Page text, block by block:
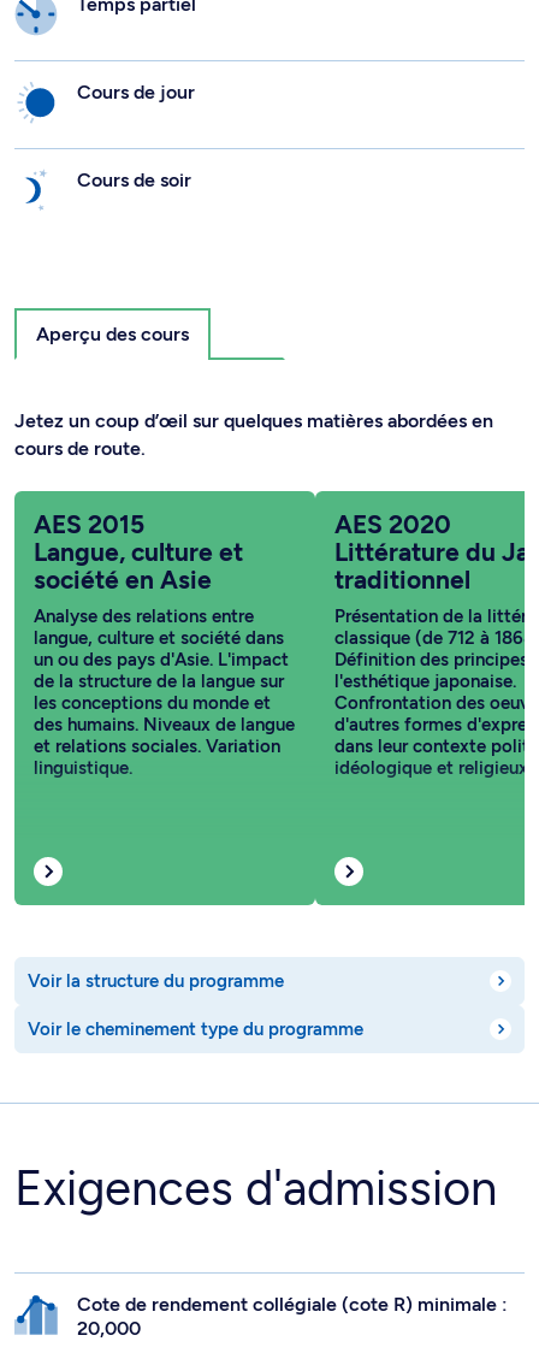
Cours de jour
Cours de soir
Aperçu des cours
Jetez un coup d’œil sur quelques matières abordées en
cours de route.
AES 2015
Langue, culture et
société en Asie
Analyse des relations entre
langue, culture et société dans
un ou des pays d'Asie. L'impact
de la structure de la langue sur
les conceptions du monde et
des humains. Niveaux de langue
et relations sociales. Variation
linguistique.
AES 2020
Littérature du
traditionnel
Présentation de la
classique (de 712 à
Définition des principes
l'esthétique japonaise.
Confrontation des
d'autres formes
dans leur contexte
idéologique et religieux.
Voir la structure du programme
Voir le cheminement type du programme
Exigences d'admission
Cote de rendement collégiale (cote R) minimale :
20,000